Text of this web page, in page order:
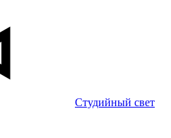
Студийный свет